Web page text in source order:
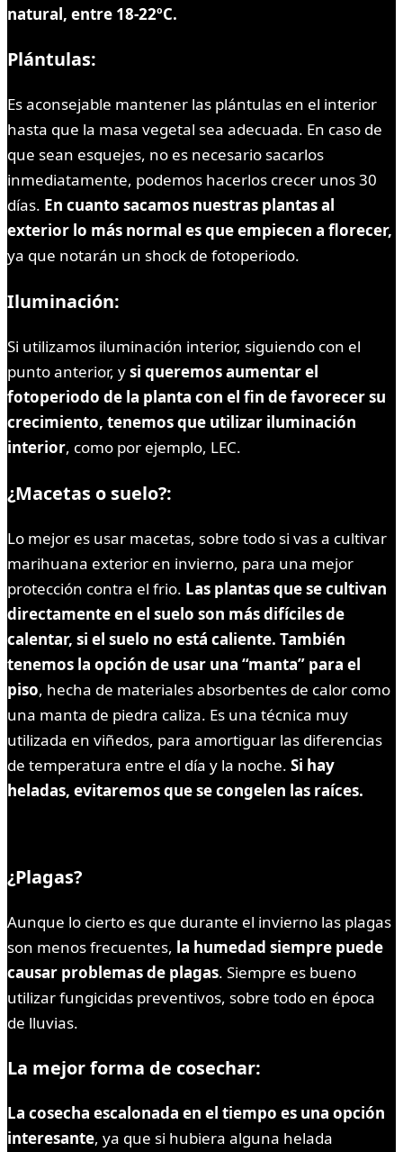
natural, entre 18-22ºC.
Plántulas:
Es aconsejable mantener las plántulas en el interior
hasta que la masa vegetal sea adecuada. En caso de
que sean esquejes, no es necesario sacarlos
inmediatamente, podemos hacerlos crecer unos 30
días. En cuanto sacamos nuestras plantas al
exterior lo más normal es que empiecen a florecer,
ya que notarán un shock de fotoperiodo.
Iluminación:
Si utilizamos iluminación interior, siguiendo con el
punto anterior, ysi queremos aumentar el
fotoperiodo de la planta con el fin de favorecer su
crecimiento, tenemos que utilizar iluminación
interior, como por ejemplo, LEC.
¿Macetas o suelo?:
Lo mejor es usar macetas, sobre todo si vas a cultivar
marihuana exterior en invierno, para una mejor
protección contra el frio. Las plantas que se cultivan
directamente en el suelo son más difíciles de
calentar, si el suelo no está caliente. También
tenemos la opción de usar una “manta” para el
piso, hecha de materiales absorbentes de calor como
una manta de piedra caliza. Es una técnica muy
utilizada en viñedos, para amortiguar las diferencias
de temperatura entre el día y la noche. Si hay
heladas, evitaremos que se congelen las raíces.
¿Plagas?
Aunque lo cierto es que durante el invierno las plagas
son menos frecuentes, la humedad siempre puede
causar problemas de plagas. Siempre es bueno
utilizar fungicidas preventivos, sobre todo en época
de lluvias.
La mejor forma de cosechar:
La cosecha escalonada en el tiempo es una opción
interesante, ya que si hubiera alguna helada